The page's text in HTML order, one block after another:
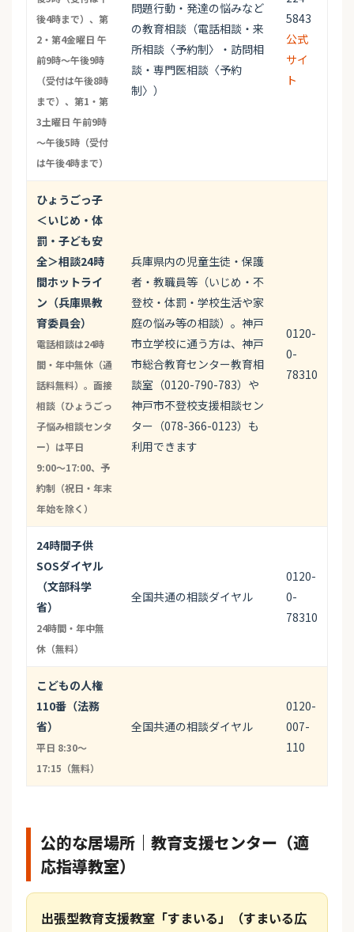
後4時まで）、第
2・第4金曜日 午
前9時～午後9時
（受付は午後8時
まで）、第1・第
3土曜日 午前9時
～午後5時（受付
は午後4時まで）
問題行動・発達の悩みなど
の教育相談（電話相談・来
所相談〈予約制〉・訪問相
談・専門医相談〈予約
制〉）
5843
公式
サイ
ト
ひょうごっ子
＜いじめ・体
罰・子ども安
全＞相談24時
間ホットライ
ン（兵庫県教
育委員会）
電話相談は24時
間・年中無休（通
話料無料）。面接
相談（ひょうごっ
子悩み相談センタ
ー）は平日
9:00〜17:00、予
約制（祝日・年末
年始を除く）
兵庫県内の児童生徒・保護
者・教職員等（いじめ・不
登校・体罰・学校生活や家
庭の悩み等の相談）。神戸
市立学校に通う方は、神戸
市総合教育センター教育相
談室（0120-790-783）や
神戸市不登校支援相談セン
ター（078-366-0123）も
利用できます
0120-
0-
78310
24時間子供
SOSダイヤル
（文部科学
省）
24時間・年中無
休（無料）
全国共通の相談ダイヤル
0120-
0-
78310
こどもの人権
110番（法務
省）
平日 8:30〜
17:15（無料）
全国共通の相談ダイヤル
0120-
007-
110
公的な居場所｜教育支援センター（適
応指導教室）
出張型教育支援教室「すまいる」（すまいる広